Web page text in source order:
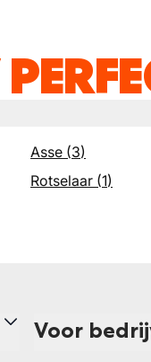
Asse (3)
Rotselaar (1)
Voor